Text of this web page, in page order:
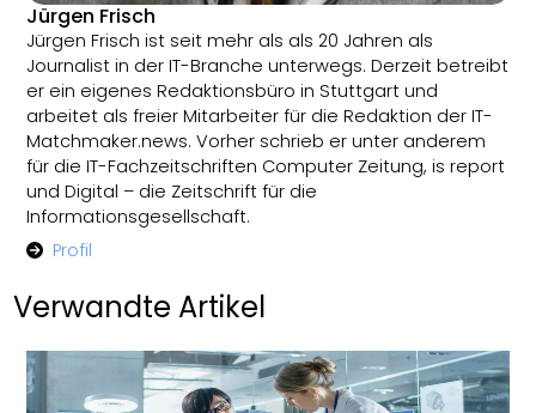
Jürgen Frisch
Jürgen Frisch ist seit mehr als als 20 Jahren als
Journalist in der IT-Branche unterwegs. Derzeit betreibt
er ein eigenes Redaktionsbüro in Stuttgart und
arbeitet als freier Mitarbeiter für die Redaktion der IT-
Matchmaker.news. Vorher schrieb er unter anderem
für die IT-Fachzeitschriften Computer Zeitung, is report
und Digital – die Zeitschrift für die
Informationsgesellschaft.
Profil
Verwandte Artikel